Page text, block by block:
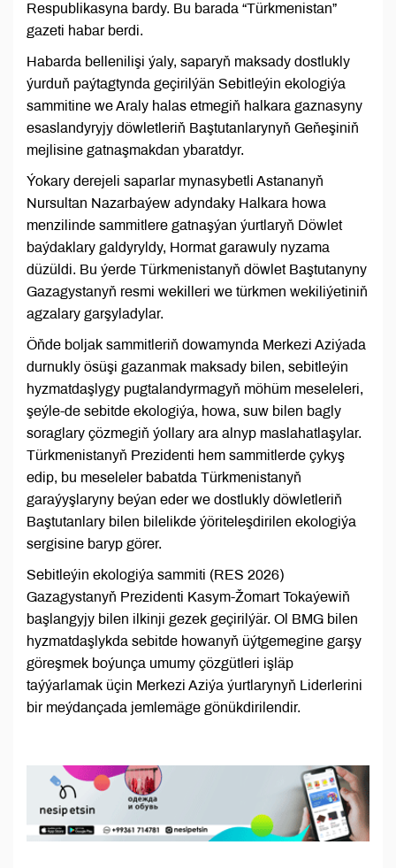
Respublikasyna bardy. Bu barada “Türkmenistan”
gazeti habar berdi.
Habarda bellenilişi ýaly, saparyň maksady dostlukly
ýurduň paýtagtynda geçirilýän Sebitleýin ekologiýa
sammitine we Araly halas etmegiň halkara gaznasyny
esaslandyryjy döwletleriň Baştutanlarynyň Geňeşiniň
mejlisine gatnaşmakdan ybaratdyr.
Ýokary derejeli saparlar mynasybetli Astananyň
Nursultan Nazarbaýew adyndaky Halkara howa
menzilinde sammitlere gatnaşýan ýurtlaryň Döwlet
baýdaklary galdyryldy, Hormat garawuly nyzama
düzüldi. Bu ýerde Türkmenistanyň döwlet Baştutanyny
Gazagystanyň resmi wekilleri we türkmen wekiliýetiniň
agzalary garşyladylar.
Öňde boljak sammitleriň dowamynda Merkezi Aziýada
durnukly ösüşi gazanmak maksady bilen, sebitleýin
hyzmatdaşlygy pugtalandyrmagyň möhüm meseleleri,
şeýle-de sebitde ekologiýa, howa, suw bilen bagly
soraglary çözmegiň ýollary ara alnyp maslahatlaşylar.
Türkmenistanyň Prezidenti hem sammitlerde çykyş
edip, bu meseleler babatda Türkmenistanyň
garaýyşlaryny beýan eder we dostlukly döwletleriň
Baştutanlary bilen bilelikde ýöriteleşdirilen ekologiýa
sergisine baryp görer.
Sebitleýin ekologiýa sammiti (RES 2026)
Gazagystanyň Prezidenti Kasym-Žomart Tokaýewiň
başlangyjy bilen ilkinji gezek geçirilýär. Ol BMG bilen
hyzmatdaşlykda sebitde howanyň üýtgemegine garşy
göreşmek boýunça umumy çözgütleri işläp
taýýarlamak üçin Merkezi Aziýa ýurtlarynyň Liderlerini
bir meýdançada jemlemäge gönükdirilendir.